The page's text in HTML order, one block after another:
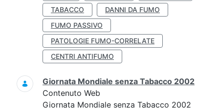
TABACCO
DANNI DA FUMO
FUMO PASSIVO
PATOLOGIE FUMO-CORRELATE
CENTRI ANTIFUMO
Giornata Mondiale senza Tabacco 2002
Contenuto Web
Giornata Mondiale senza Tabacco 2002